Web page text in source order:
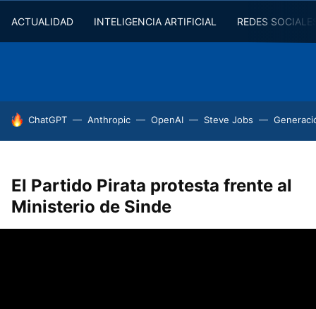
ACTUALIDAD INTELIGENCIA ARTIFICIAL REDES
HOY SE HABLA DE
ChatGPT Anthropic OpenAI Steve Jobs
El Partido Pirata protesta frente al
Ministerio de Sinde